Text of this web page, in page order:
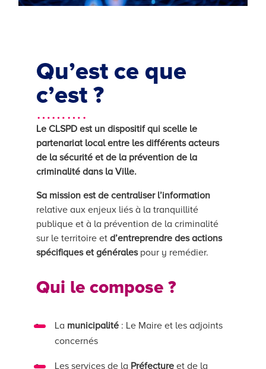
Qu’est ce que
c’est ?
……….
Le CLSPD est un dispositif qui scelle le
partenariat local entre les différents acteurs
de la sécurité et de la prévention de la
criminalité dans la Ville.
Sa mission est de centraliser l’information
relative aux enjeux liés à la tranquillité
publique et à la prévention de la criminalité
sur le territoire et d’entreprendre des actions
spécifiques et généralespour y remédier.
Qui le compose ?
La municipalité: Le Maire et les adjoints
concernés
Les services de la Préfectureet de la